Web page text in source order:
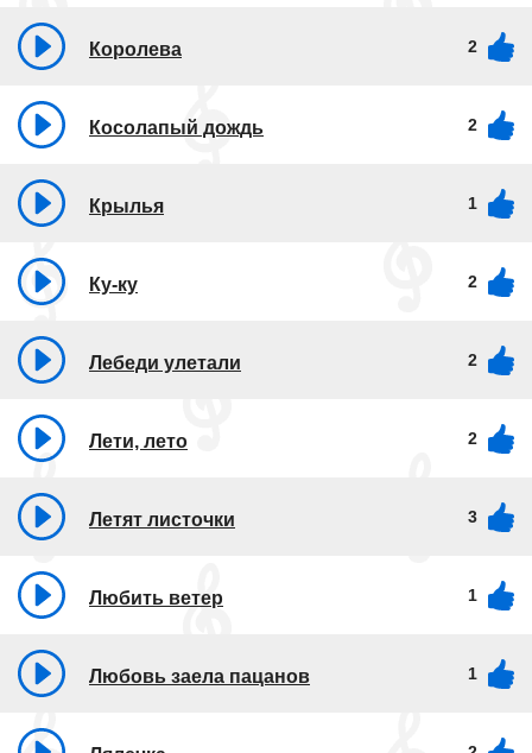
Королева 2
Косолапый дождь 2
Крылья 1
Ку-ку 2
Лебеди улетали 2
Лети, лето 2
Летят листочки 3
Любить ветер 1
Любовь заела пацанов 1